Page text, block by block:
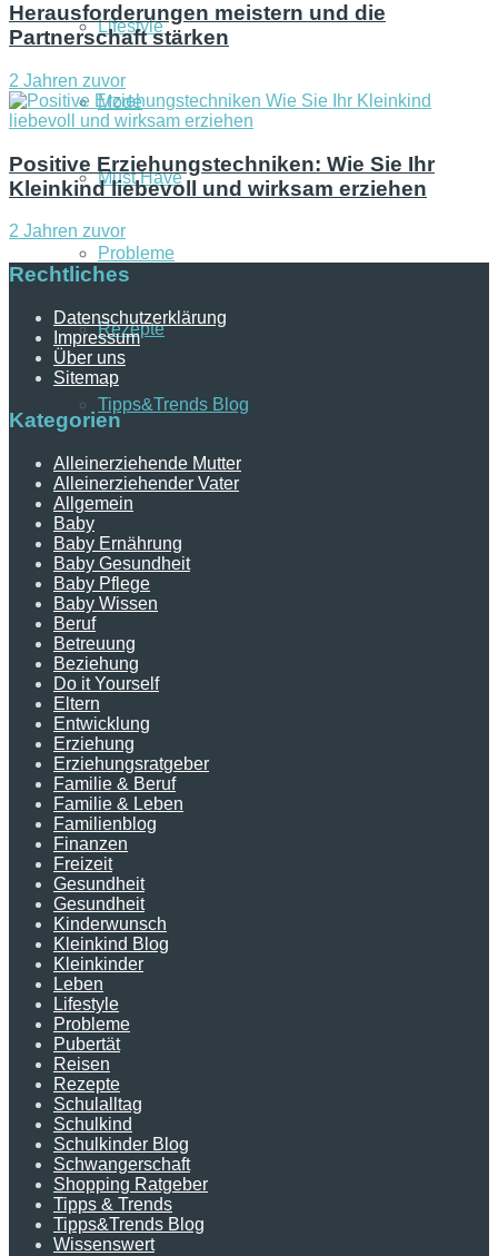
Lifestyle
Mode
Must Have
Probleme
Rezepte
Tipps&Trends Blog
Herausforderungen meistern und die
Partnerschaft stärken
2 Jahren zuvor
Positive Erziehungstechniken: Wie Sie Ihr
Kleinkind liebevoll und wirksam erziehen
2 Jahren zuvor
Rechtliches
Datenschutzerklärung
Impressum
Über uns
Sitemap
Kategorien
Alleinerziehende Mutter
Alleinerziehender Vater
Allgemein
Baby
Baby Ernährung
Baby Gesundheit
Baby Pflege
Baby Wissen
Beruf
Betreuung
Beziehung
Do it Yourself
Eltern
Entwicklung
Erziehung
Erziehungsratgeber
Familie & Beruf
Familie & Leben
Familienblog
Finanzen
Freizeit
Gesundheit
Gesundheit
Kinderwunsch
Kleinkind Blog
Kleinkinder
Leben
Lifestyle
Probleme
Pubertät
Reisen
Rezepte
Schulalltag
Schulkind
Schulkinder Blog
Schwangerschaft
Shopping Ratgeber
Tipps & Trends
Tipps&Trends Blog
Wissenswert